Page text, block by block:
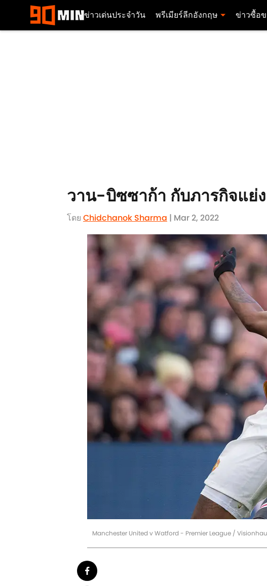
ข่าวเด่นประจำวัน พรีเมียร์ลีกอังกฤษ ข่าวซื้อ
วาน-บิซซาก้า กับภารกิจแย่
โดย Chidchanok Sharma | Mar 2, 2022
Manchester United v Watford - Premier League /